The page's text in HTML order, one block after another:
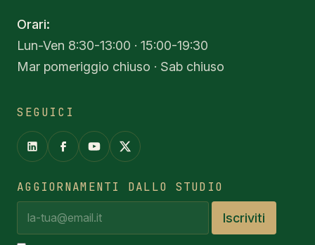
Orari:
Lun-Ven 8:30-13:00 · 15:00-19:30
Mar pomeriggio chiuso · Sab chiuso
SEGUICI
AGGIORNAMENTI DALLO STUDIO
Iscriviti